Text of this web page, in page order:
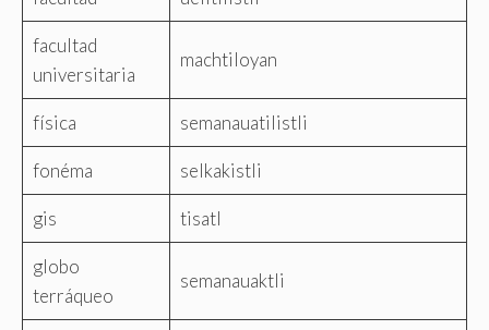
facultad
universitaria
machtiloyan
física semanauatilistli
fonéma selkakistli
gis tisatl
globo
terráqueo
semanauaktli